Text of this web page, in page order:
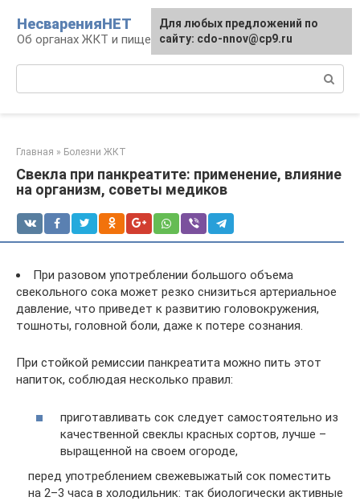
контенту
НесваренияНЕТ
Об органах ЖКТ и пищеварении
Главная » Болезни ЖКТ
Свекла при панкреатите: применение, влияние
на организм, советы медиков
При разовом употреблении большого объема
свекольного сока может резко снизиться артериальное
давление, что приведет к развитию головокружения,
тошноты, головной боли, даже к потере сознания.
При стойкой ремиссии панкреатита можно пить этот
напиток, соблюдая несколько правил:
приготавливать сок следует самостоятельно из
качественной свеклы красных сортов, лучше –
выращенной на своем огороде,
перед употреблением свежевыжатый сок поместить
на 2–3 часа в холодильник: так биологически активные
Для любых предложений по
сайту: cdo-nnov@cp9.ru